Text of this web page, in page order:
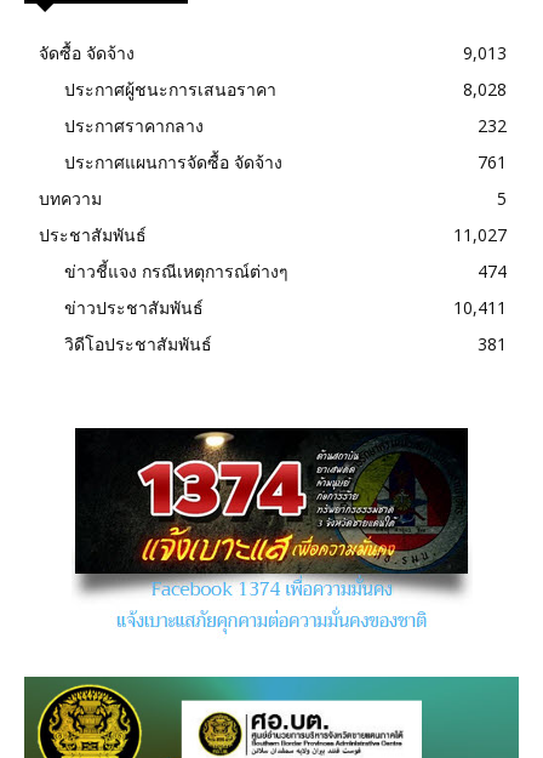
จัดซื้อ จัดจ้าง
9,013
ประกาศผู้ชนะการเสนอราคา
8,028
ประกาศราคากลาง
232
ประกาศแผนการจัดซื้อ จัดจ้าง
761
บทความ
5
ประชาสัมพันธ์
11,027
ข่าวชี้แจง กรณีเหตุการณ์ต่างๆ
474
ข่าวประชาสัมพันธ์
10,411
วิดีโอประชาสัมพันธ์
381